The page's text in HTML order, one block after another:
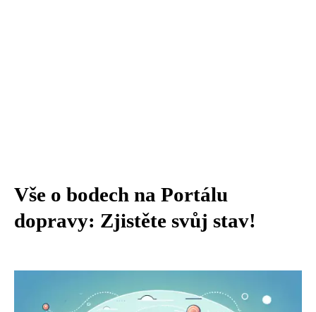
Vše o bodech na Portálu
dopravy: Zjistěte svůj stav!